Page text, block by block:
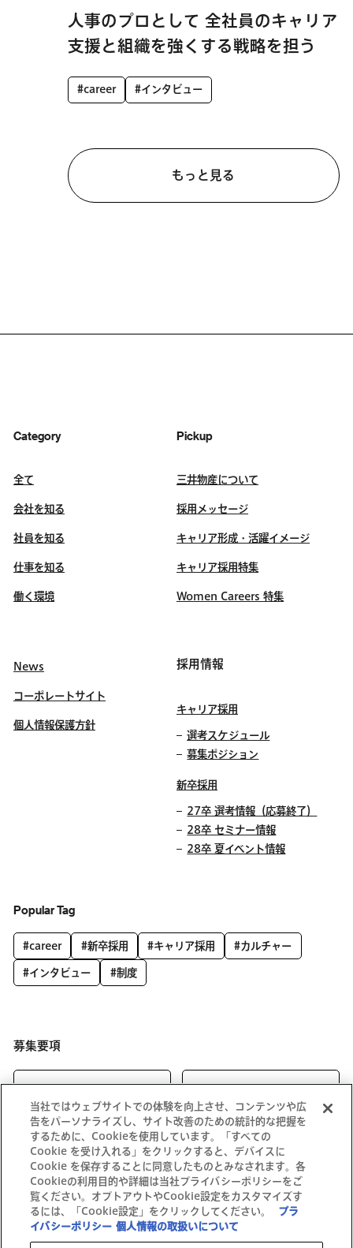
人事のプロとして 全社員のキャリア
支援と組織を強くする戦略を担う
#career #インタビュー
もっと見る
Category
全て
会社を知る
社員を知る
仕事を知る
働く環境
Pickup
三井物産について
採用メッセージ
キャリア形成・活躍イメージ
キャリア採用特集
Women Careers 特集
News
コーポレートサイト
個人情報保護方針
採用情報
キャリア採用
選考スケジュール
募集ポジション
新卒採用
27卒 選考情報（応募終了）
28卒 セミナー情報
28卒 夏イベント情報
Popular Tag
#career #新卒採用 #キャリア採用 #カルチャー
#インタビュー #制度
募集要項
当社ではウェブサイトでの体験を向上させ、コンテンツや広
告をパーソナライズし、サイト改善のための統計的な把握を
するために、Cookieを使用しています。「すべての
Cookie を受け入れる」をクリックすると、デバイスに
Cookie を保存することに同意したものとみなされます。各
Cookieの利用目的や詳細は当社プライバシーポリシーをご
覧ください。オプトアウトやCookie設定をカスタマイズす
るには、「Cookie設定」をクリックしてください。
プラ
イバシーポリシー 個人情報の取扱いについて